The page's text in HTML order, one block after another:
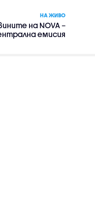
НА ЖИВО
на NOVA –
емисия